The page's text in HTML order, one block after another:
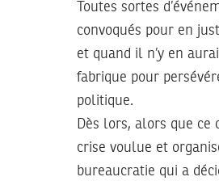
Toutes sortes
convoqués pour en
et quand il n’y en
fabrique pour
politique.
Dès lors, alors que ce
crise voulue et
bureaucratie qui a